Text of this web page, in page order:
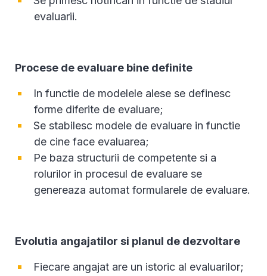
evaluarii.
Procese de evaluare bine definite
In functie de modelele alese se definesc
forme diferite de evaluare;
Se stabilesc modele de evaluare in functie
de cine face evaluarea;
Pe baza structurii de competente si a
rolurilor in procesul de evaluare se
genereaza automat formularele de evaluare.
Evolutia angajatilor si planul de dezvoltare
Fiecare angajat are un istoric al evaluarilor;